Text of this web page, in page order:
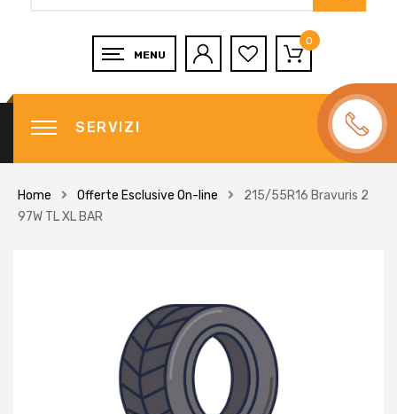
0
SERVIZI
Home Offerte Esclusive On-line
215/55R16 Bravuris 2
97W TL XL BAR